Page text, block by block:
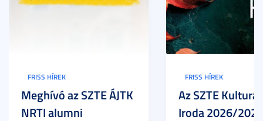
FRISS HÍREK
Meghívó az SZTE ÁJTK
NRTI alumni
FRISS HÍREK
Az SZTE
Iroda 2026/